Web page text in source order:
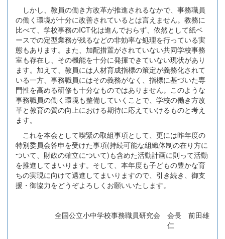
しかし、教員の働き方改革が推進されるなかで、事務職員
の働く環境が十分に改善されているとは言えません。教務に
比べて、学校事務のICT化は進んでおらず、依然として紙ベ
ースでの定型業務が残るなどの非効率な処理を行っている実
態もあります。また、加配措置がされていない共同学校事務
室も存在し、その機能を十分に発揮できていない現状があり
ます。加えて、教員には人材育成指標の策定が義務化されて
いる一方、事務職員にはその義務がなく、指標に基づいた専
門性を高める研修も十分なものではありません。このような
事務職員の働く環境も整備していくことで、学校の働き方改
革と教育の質の向上における期待に応えていけるものと考え
ます。
これを本会として喫緊の取組事項として、更には昨年度の
特別委員会答申を受けた事項(持続可能な組織体制の在り方に
ついて、財政の確立について)も含めた活動計画に則って活動
を推進してまいります。そして、本年度も子どもの豊かな育
ちの実現に向けて邁進してまいりますので、引き続き、御支
援・御協力をどうぞよろしくお願いいたします。
全国公立小中学校事務職員研究会 会長 前田雄
仁